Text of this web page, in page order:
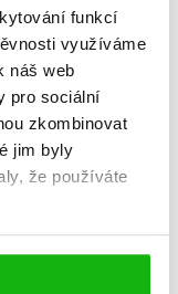
funkcí
využíváme
náš web
pro sociální
zkombinovat
jim byly
že používáte